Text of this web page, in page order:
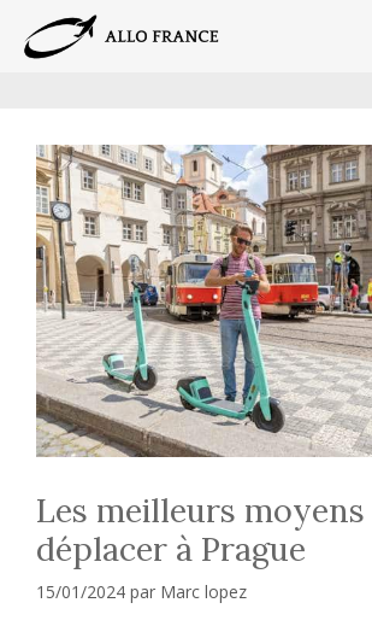
contenu
Les meilleurs moyens
déplacer à Prague
15/01/2024 par Marc lopez